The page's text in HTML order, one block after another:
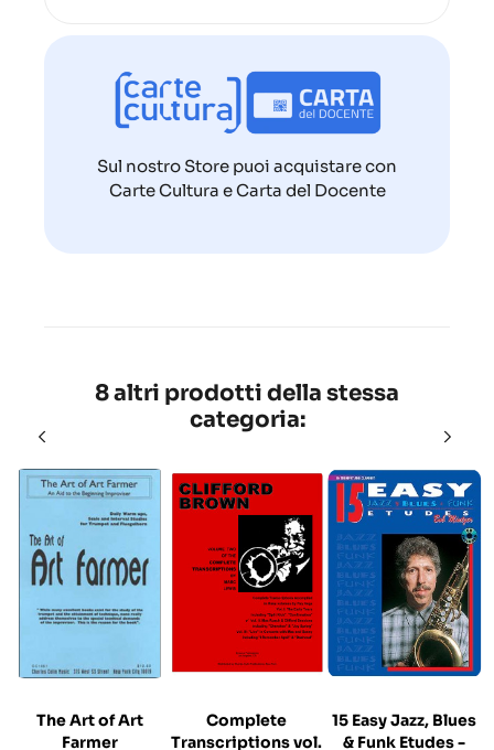
Sul nostro Store puoi acquistare con
Carte Cultura e Carta del Docente
8 altri prodotti della stessa
categoria:
The Art of Art
Farmer
Complete
Transcriptions vol.
15 Easy Jazz, Blues
& Funk Etudes -